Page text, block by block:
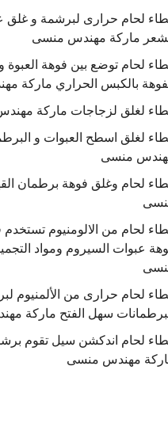
لحام حرارى لبرشمة و غلق
ماركة مهندس منسى
لحام توضع بين فوهة العبوة
بالكبس الحراري ماركة
لغلق لزجاجات ماركة
لغلق اسطح العبوات و
منسى
لحام وغلق فوهة برطمان
لحام من الالومنيوم
عبوات السيروم ومواد
لحام حرارى من الألمنيوم
سهل الفتح ماركة
لحام اندكشن سيل تقوم
مهندس منسى